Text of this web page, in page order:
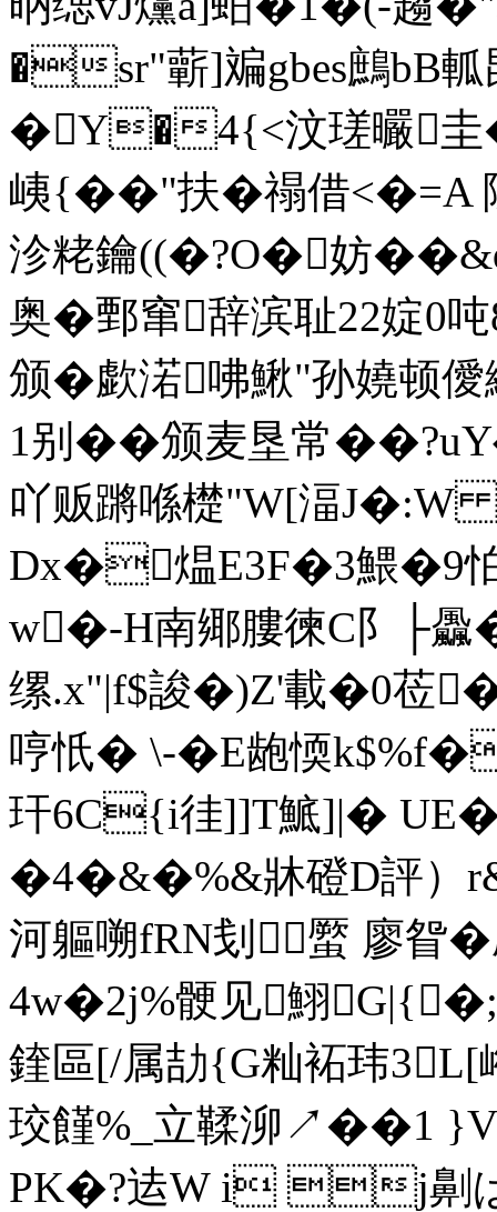
�sr"蘄]斒gbes鷓bB
�Y�4{<汶瑳曮圭�
峓{��"扶�禢借<�=A 隓
沴粩鑰((�?O�妨�
奥�鄄窜辞滨耻22婝0
颁�歔渃咈鰍"孙嬈顿僾
1别��颁麦垦常�
吖贩蹡喺檚"W[湢J�:W
Dx�煴E3F�3鰃�9
w�-H南鄊膢徚C阝├飍
缧.x"|f$誜�)Z'載�0莅
哼忯� \-�E龅愞
玕6C{i徍]]T鯳]|�
�4�&�%&牀磴D評）
河軀嗍fRN刬蟨 廖眢�
4w�2j%骾见鮙
鍷區[/属劼{G籼袥玮
珓饉%_立鞣泖↗��1
PK�?迲W i j劓ぱ